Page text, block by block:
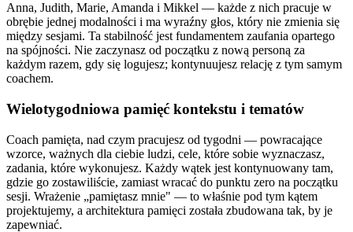
Anna, Judith, Marie, Amanda i Mikkel — każde z nich pracuje w
obrębie jednej modalności i ma wyraźny głos, który nie zmienia się
między sesjami. Ta stabilność jest fundamentem zaufania opartego
na spójności. Nie zaczynasz od początku z nową personą za
każdym razem, gdy się logujesz; kontynuujesz relację z tym samym
coachem.
Wielotygodniowa pamięć kontekstu i tematów
Coach pamięta, nad czym pracujesz od tygodni — powracające
wzorce, ważnych dla ciebie ludzi, cele, które sobie wyznaczasz,
zadania, które wykonujesz. Każdy wątek jest kontynuowany tam,
gdzie go zostawiliście, zamiast wracać do punktu zero na początku
sesji. Wrażenie „pamiętasz mnie" — to właśnie pod tym kątem
projektujemy, a architektura pamięci została zbudowana tak, by je
zapewniać.